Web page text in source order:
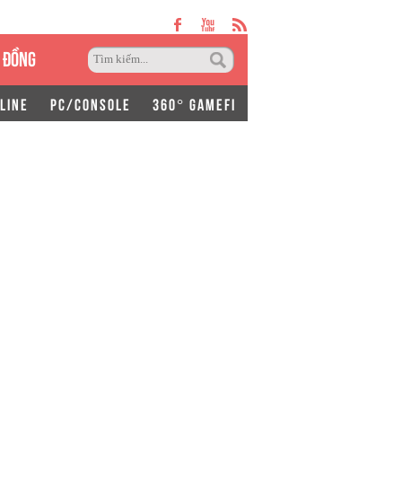
PC/CONSOLE 360° GAMEFI